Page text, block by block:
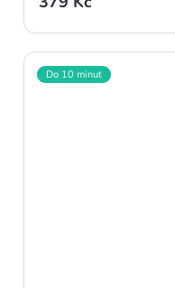
Do 10 minut